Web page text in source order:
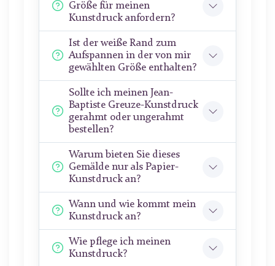
Größe für meinen
Kunstdruck anfordern?
Ist der weiße Rand zum
Aufspannen in der von mir
gewählten Größe enthalten?
Sollte ich meinen Jean-
Baptiste Greuze-Kunstdruck
gerahmt oder ungerahmt
bestellen?
Warum bieten Sie dieses
Gemälde nur als Papier-
Kunstdruck an?
Wann und wie kommt mein
Kunstdruck an?
Wie pflege ich meinen
Kunstdruck?